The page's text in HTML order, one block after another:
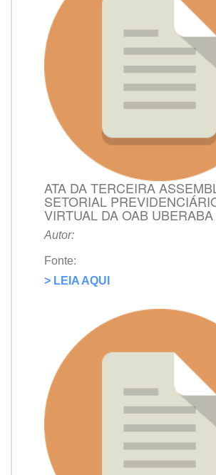
ATA DA TERCEIRA
SETORIAL
VIRTUAL DA OAB UBERABA
Autor:
Fonte:
> LEIA AQUI